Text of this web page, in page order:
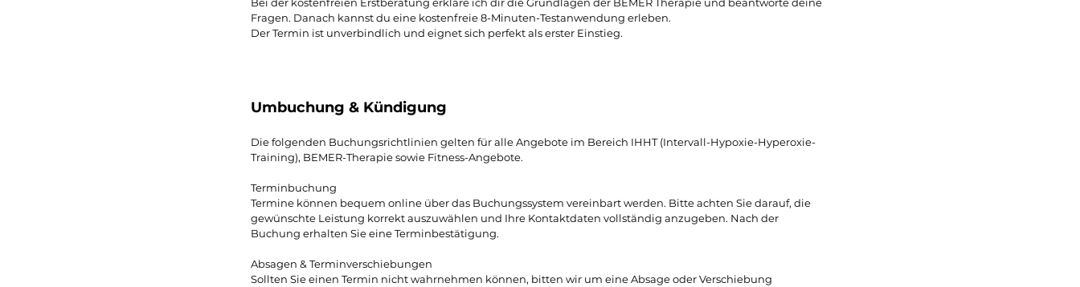
Fragen. Danach kannst du eine kostenfreie 8-Minuten-Testanwendung erleben.
Der Termin ist unverbindlich und eignet sich perfekt als erster Einstieg.
Umbuchung & Kündigung
Die folgenden Buchungsrichtlinien gelten für alle Angebote im Bereich IHHT (Intervall-Hypoxie-Hyperoxie-
Training), BEMER-Therapie sowie Fitness-Angebote.
Terminbuchung
Termine können bequem online über das Buchungssystem vereinbart werden. Bitte achten Sie darauf, die
gewünschte Leistung korrekt auszuwählen und Ihre Kontaktdaten vollständig anzugeben. Nach der
Buchung erhalten Sie eine Terminbestätigung.
Absagen & Terminverschiebungen
Sollten Sie einen Termin nicht wahrnehmen können, bitten wir um eine Absage oder Verschiebung